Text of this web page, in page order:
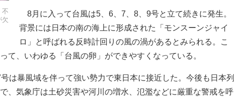
不
8月に入って台風は5、6、7、8、9号と立て続きに発生。
背景には日本の南の海上に形成された「モンスーンジャイ
ロ」と呼ばれる反時計回りの風の渦があるとみられる。こ
て、いわゆる「台風の卵」ができやすくなっている。
は暴風域を伴って強い勢力で東日本に接近した。今後も日本列
、気象庁は土砂災害や河川の増水、氾濫などに厳重な警戒を呼